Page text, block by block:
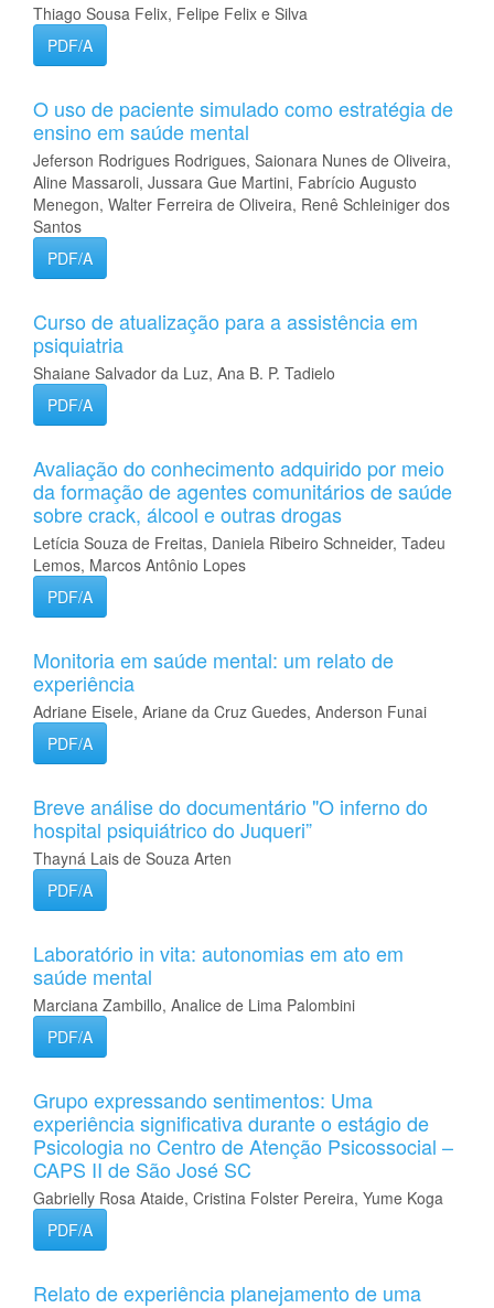
Thiago Sousa Felix, Felipe Felix e Silva
PDF/A
O uso de paciente simulado como estratégia de
ensino em saúde mental
Jeferson Rodrigues Rodrigues, Saionara Nunes de Oliveira,
Aline Massaroli, Jussara Gue Martini, Fabrício Augusto
Menegon, Walter Ferreira de Oliveira, Renê Schleiniger dos
Santos
PDF/A
Curso de atualização para a assistência em
psiquiatria
Shaiane Salvador da Luz, Ana B. P. Tadielo
PDF/A
Avaliação do conhecimento adquirido por meio
da formação de agentes comunitários de saúde
sobre crack, álcool e outras drogas
Letícia Souza de Freitas, Daniela Ribeiro Schneider, Tadeu
Lemos, Marcos Antônio Lopes
PDF/A
Monitoria em saúde mental: um relato de
experiência
Adriane Eisele, Ariane da Cruz Guedes, Anderson Funai
PDF/A
Breve análise do documentário "O inferno do
hospital psiquiátrico do Juqueri”
Thayná Lais de Souza Arten
PDF/A
Laboratório in vita: autonomias em ato em
saúde mental
Marciana Zambillo, Analice de Lima Palombini
PDF/A
Grupo expressando sentimentos: Uma
experiência significativa durante o estágio de
Psicologia no Centro de Atenção Psicossocial –
CAPS II de São José SC
Gabrielly Rosa Ataide, Cristina Folster Pereira, Yume Koga
PDF/A
Relato de experiência planejamento de uma